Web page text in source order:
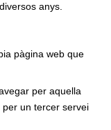
anys.
pàgina web que
per aquella
un tercer servei